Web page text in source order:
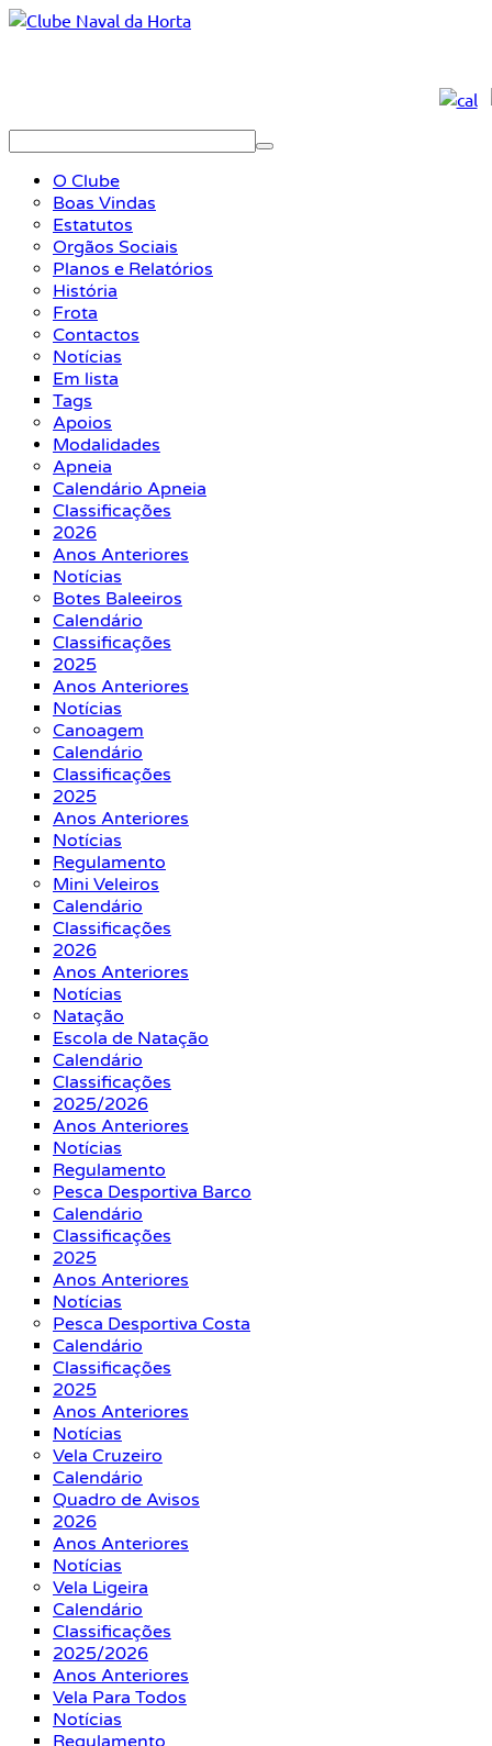
O Clube
Boas Vindas
Estatutos
Orgãos Sociais
Planos e Relatórios
História
Frota
Contactos
Notícias
Em lista
Tags
Apoios
Modalidades
Apneia
Calendário Apneia
Classificações
2026
Anos Anteriores
Notícias
Botes Baleeiros
Calendário
Classificações
2025
Anos Anteriores
Notícias
Canoagem
Calendário
Classificações
2025
Anos Anteriores
Notícias
Regulamento
Mini Veleiros
Calendário
Classificações
2026
Anos Anteriores
Notícias
Natação
Escola de Natação
Calendário
Classificações
2025/2026
Anos Anteriores
Notícias
Regulamento
Pesca Desportiva Barco
Calendário
Classificações
2025
Anos Anteriores
Notícias
Pesca Desportiva Costa
Calendário
Classificações
2025
Anos Anteriores
Notícias
Vela Cruzeiro
Calendário
Quadro de Avisos
2026
Anos Anteriores
Notícias
Vela Ligeira
Calendário
Classificações
2025/2026
Anos Anteriores
Vela Para Todos
Notícias
Regulamento